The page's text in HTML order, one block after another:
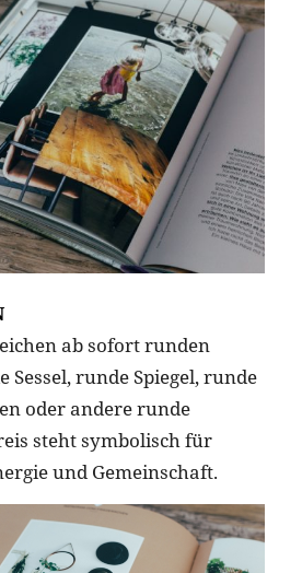
ab sofort runden
Sessel, runde Spiegel, runde
oder andere runde
steht symbolisch für
und Gemeinschaft.